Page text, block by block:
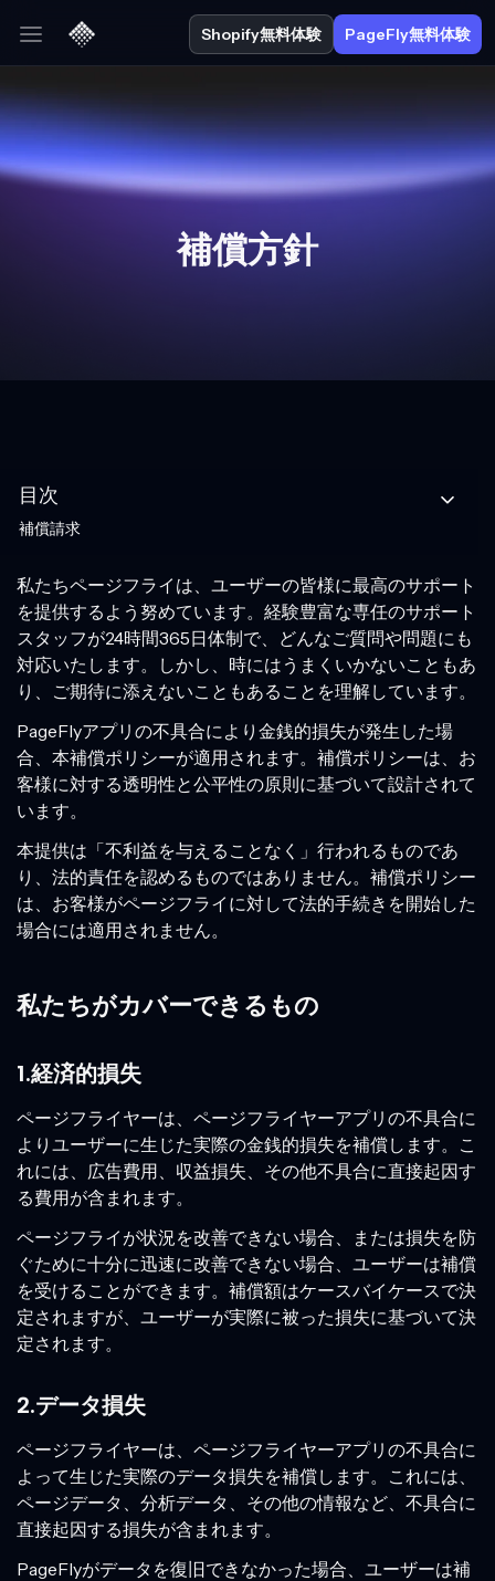
Shopify無料体験 PageFly無料体験
補償方針
目次
補償請求
私たちページフライは、ユーザーの皆様に最高のサポート
を提供するよう努めています。経験豊富な専任のサポート
スタッフが24時間365日体制で、どんなご質問や問題にも
対応いたします。しかし、時にはうまくいかないこともあ
り、ご期待に添えないこともあることを理解しています。
PageFlyアプリの不具合により金銭的損失が発生した場
合、本補償ポリシーが適用されます。補償ポリシーは、お
客様に対する透明性と公平性の原則に基づいて設計されて
います。
本提供は「不利益を与えることなく」行われるものであ
り、法的責任を認めるものではありません。補償ポリシー
は、お客様がページフライに対して法的手続きを開始した
場合には適用されません。
私たちがカバーできるもの
1.経済的損失
ページフライヤーは、ページフライヤーアプリの不具合に
よりユーザーに生じた実際の金銭的損失を補償します。こ
れには、広告費用、収益損失、その他不具合に直接起因す
る費用が含まれます。
ページフライが状況を改善できない場合、または損失を防
ぐために十分に迅速に改善できない場合、ユーザーは補償
を受けることができます。補償額はケースバイケースで決
定されますが、ユーザーが実際に被った損失に基づいて決
定されます。
2.データ損失
ページフライヤーは、ページフライヤーアプリの不具合に
よって生じた実際のデータ損失を補償します。これには、
ページデータ、分析データ、その他の情報など、不具合に
直接起因する損失が含まれます。
PageFlyがデータを復旧できなかった場合、ユーザーは補